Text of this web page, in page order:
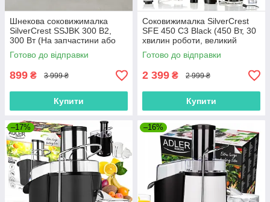
Шнекова соковижималка
SilverCrest SSJBK 300 B2,
300 Вт (На запчастини або
під ремонт) — Уцінка
Готово до відправки
899 ₴ 3 999 ₴
Купити
Соковижималка SilverCrest
SFE 450 C3 Black (450 Вт, 30
хвилин роботи, великий
завантажувальний отвір)
Готово до відправки
2 399 ₴ 2 999 ₴
Купити
–17% –16%